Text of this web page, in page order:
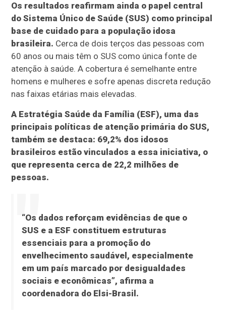
Os resultados reafirmam ainda o papel central
do Sistema Único de Saúde (SUS) como principal
base de cuidado para a população idosa
brasileira. Cerca de dois terços das pessoas com
60 anos ou mais têm o SUS como única fonte de
atenção à saúde. A cobertura é semelhante entre
homens e mulheres e sofre apenas discreta redução
nas faixas etárias mais elevadas.
A Estratégia Saúde da Família (ESF), uma das
principais políticas de atenção primária do SUS,
também se destaca: 69,2% dos idosos
brasileiros estão vinculados a essa iniciativa, o
que representa cerca de 22,2 milhões de
pessoas.
“Os dados reforçam evidências de que o
SUS e a ESF constituem estruturas
essenciais para a promoção do
envelhecimento saudável, especialmente
em um país marcado por desigualdades
sociais e econômicas”, afirma a
coordenadora do Elsi-Brasil.